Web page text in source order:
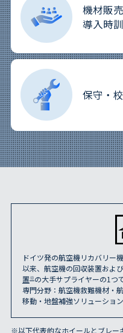
機材販売
導入時
保守・
ドイツ発の航空機リカバリー
以来、航空機の回収装置および
置※の大手サプライヤーの1つで
専門分野：航空機救難機材・
移動・地盤補強ソリューション
※以下代表的なホイールとブレー